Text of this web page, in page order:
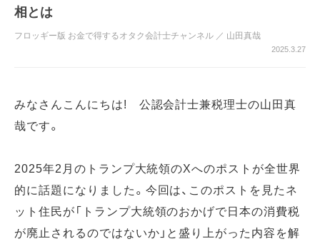
相とは
フロッギー版 お金で得するオタク会計士チャンネル ／ 山田真哉
2025.3.27
みなさんこんにちは! 公認会計士兼税理士の山田真
哉です。
2025年2月のトランプ大統領のXへのポストが全世界
的に話題になりました。今回は、このポストを見たネ
ット住民が「トランプ大統領のおかげで日本の消費税
が廃止されるのではないか」と盛り上がった内容を解